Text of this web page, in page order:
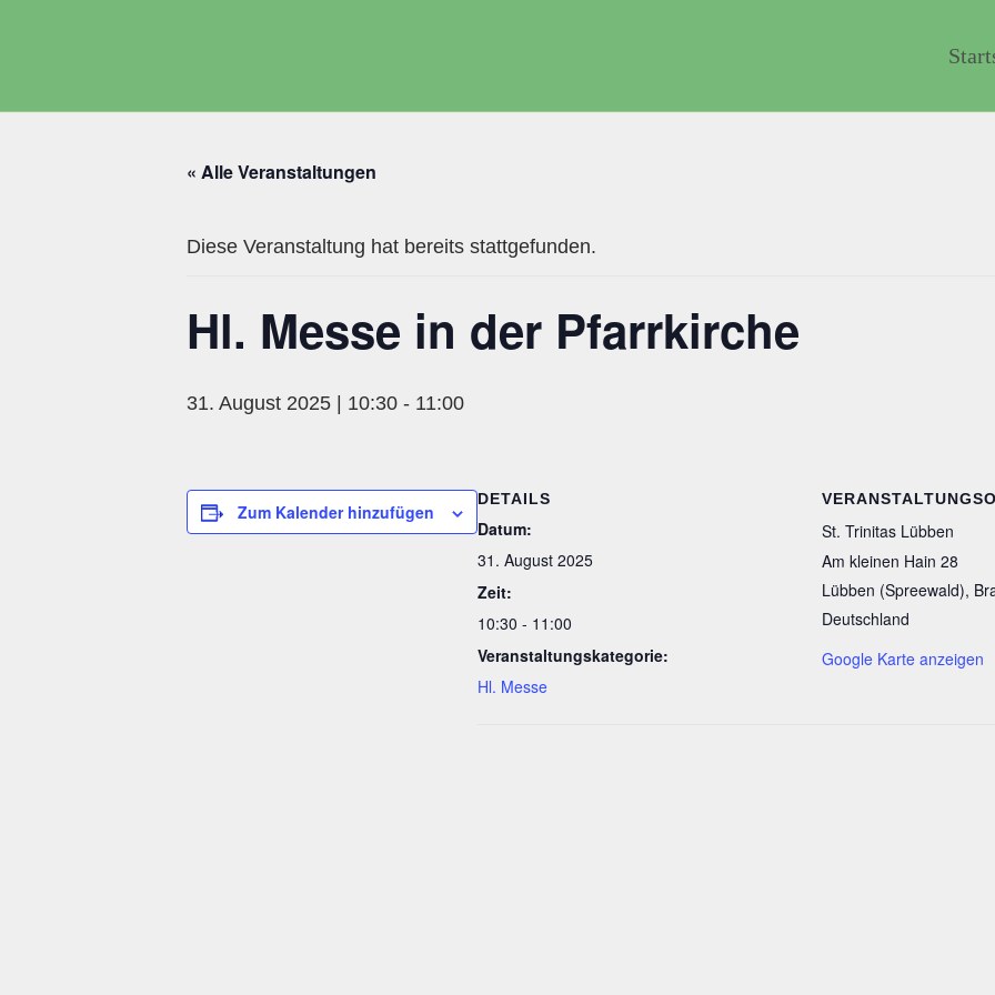
« Alle Veranstaltungen
Diese Veranstaltung hat bereits stattgefunden.
Hl. Messe in der Pfarrkirche
31. August 2025 | 10:30 - 11:00
Zum Kalender hinzufügen
DETAILS
Datum:
31. August 2025
Zeit:
10:30 - 11:00
Veranstaltungskategorie:
Hl. Messe
St. Trinitas Lübben
Am kleinen Hain 28
Lübben (Spreewald),
Deutschland
Google Karte anzeigen